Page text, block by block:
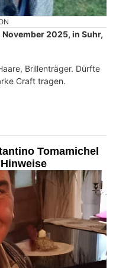
2025, in Suhr,
Brillenträger. Dürfte
Craft tragen.
Tomamichel